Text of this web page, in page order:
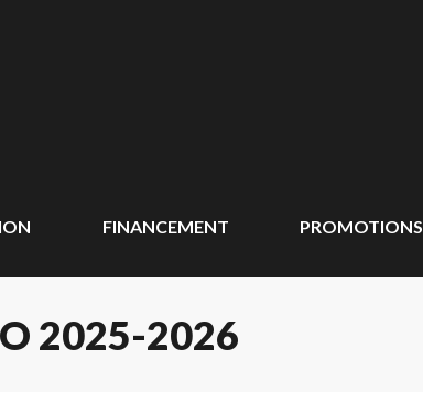
FINANCEMENT PROMOTIONS
2025-2026